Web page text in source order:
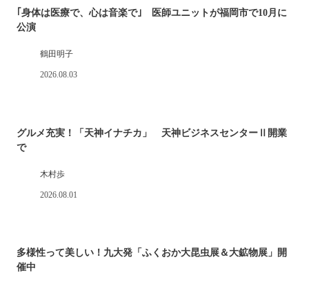
｢身体は医療で、心は音楽で｣ 医師ユニットが福岡市で10月に
公演
鶴田明子
2026.08.03
グルメ充実！「天神イナチカ」 天神ビジネスセンターⅡ開業
で
木村歩
2026.08.01
多様性って美しい！九大発「ふくおか大昆虫展＆大鉱物展」開
催中